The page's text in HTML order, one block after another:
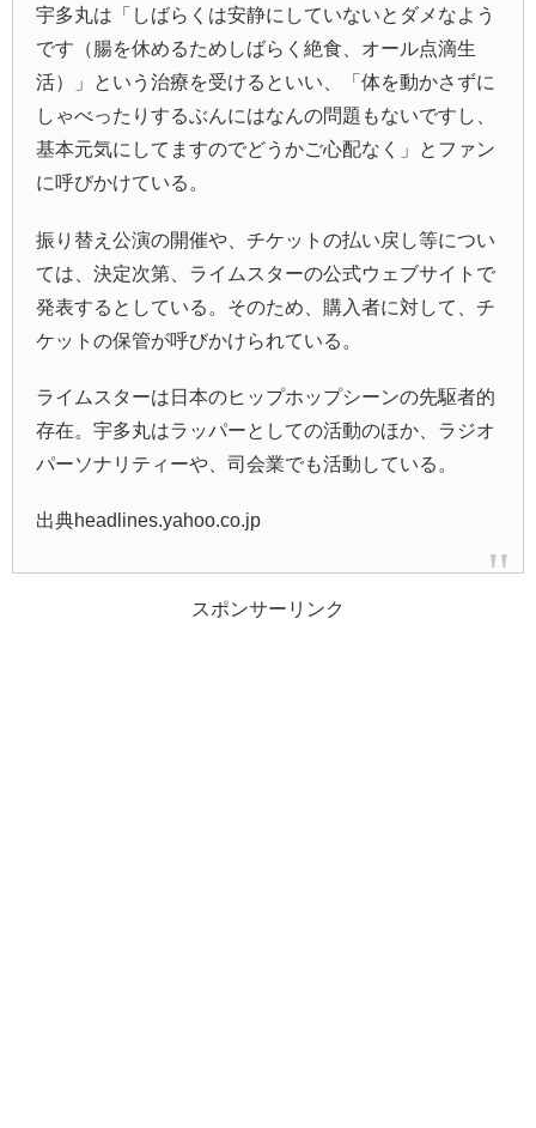
宇多丸は「しばらくは安静にしていないとダメなよう
です（腸を休めるためしばらく絶食、オール点滴生
活）」という治療を受けるといい、「体を動かさずに
しゃべったりするぶんにはなんの問題もないですし、
基本元気にしてますのでどうかご心配なく」とファン
に呼びかけている。
振り替え公演の開催や、チケットの払い戻し等につい
ては、決定次第、ライムスターの公式ウェブサイトで
発表するとしている。そのため、購入者に対して、チ
ケットの保管が呼びかけられている。
ライムスターは日本のヒップホップシーンの先駆者的
存在。宇多丸はラッパーとしての活動のほか、ラジオ
パーソナリティーや、司会業でも活動している。
出典headlines.yahoo.co.jp
スポンサーリンク